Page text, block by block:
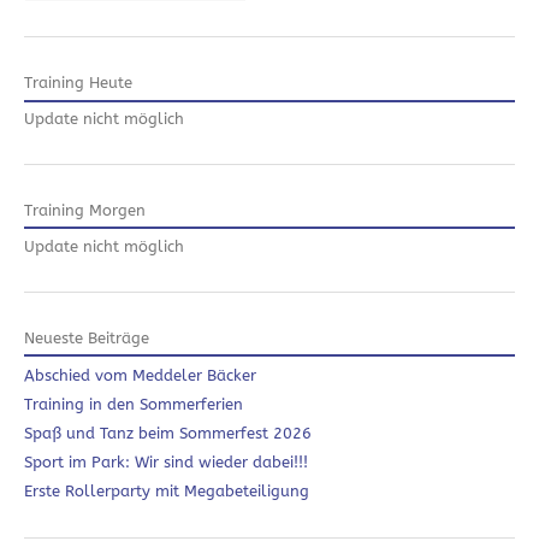
Training Heute
Update nicht möglich
Training Morgen
Update nicht möglich
Neueste Beiträge
Abschied vom Meddeler Bäcker
Training in den Sommerferien
Spaß und Tanz beim Sommerfest 2026
Sport im Park: Wir sind wieder dabei!!!
Erste Rollerparty mit Megabeteiligung